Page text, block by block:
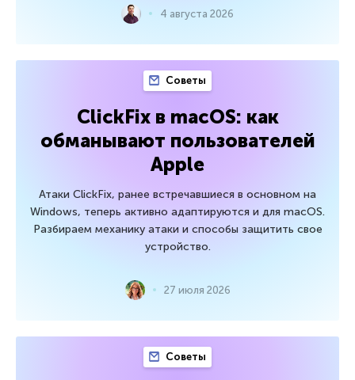
4 августа 2026
Советы
ClickFix в macOS: как
обманывают пользователей
Apple
Атаки ClickFix, ранее встречавшиеся в основном на
Windows, теперь активно адаптируются и для macOS.
Разбираем механику атаки и способы защитить свое
устройство.
27 июля 2026
Советы